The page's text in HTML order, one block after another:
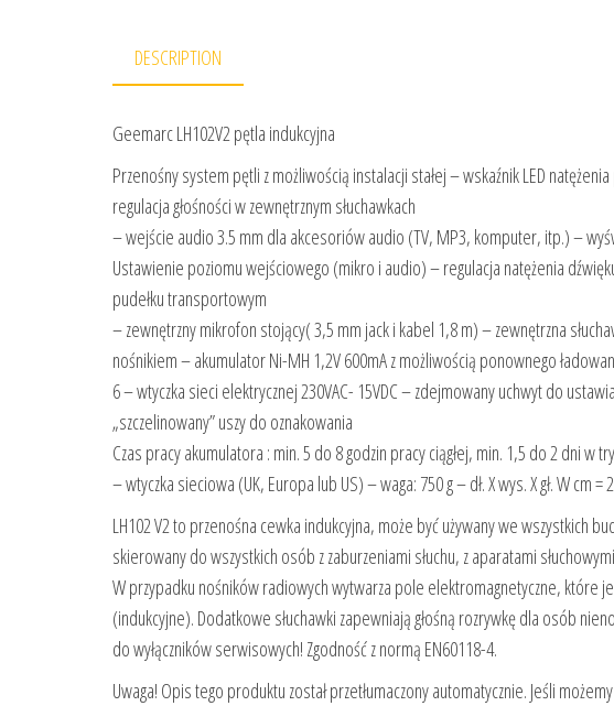
DESCRIPTION
Geemarc LH102V2 pętla indukcyjna
Przenośny system pętli z możliwością instalacji stałej – wskaźnik LED
regulacja głośności w zewnętrznym słuchawkach
– wejście audio 3.5 mm dla akcesoriów audio (TV, MP3, komputer, itp.) –
Ustawienie poziomu wejściowego (mikro i audio) – regulacja natężenia
pudełku transportowym
– zewnętrzny mikrofon stojący( 3,5 mm jack i kabel 1,8 m) – zewnętrzna
nośnikiem – akumulator Ni-MH 1,2V 600mA z możliwością ponownego
6 – wtyczka sieci elektrycznej 230VAC- 15VDC – zdejmowany uchwyt do
„szczelinowany” uszy do oznakowania
Czas pracy akumulatora : min. 5 do 8 godzin pracy ciągłej, min. 1,5 do 2 dni w
– wtyczka sieciowa (UK, Europa lub US) – waga: 750 g – dł. X wys. X gł. W cm =
LH102 V2 to przenośna cewka indukcyjna, może być używany we wszystkich
skierowany do wszystkich osób z zaburzeniami słuchu, z aparatami
W przypadku nośników radiowych wytwarza pole elektromagnetyczne, które
(indukcyjne). Dodatkowe słuchawki zapewniają głośną rozrywkę dla osób
do wyłączników serwisowych! Zgodność z normą EN60118-4.
Uwaga! Opis tego produktu został przetłumaczony automatycznie. Jeśli